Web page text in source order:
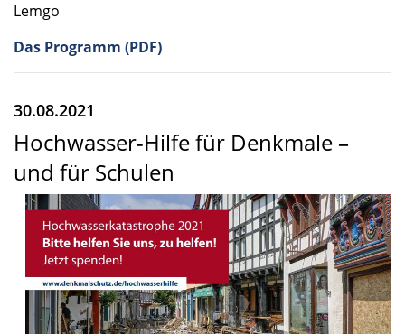
Lemgo
Das Programm (PDF)
30.08.2021
Hochwasser-Hilfe für Denkmale –
und für Schulen